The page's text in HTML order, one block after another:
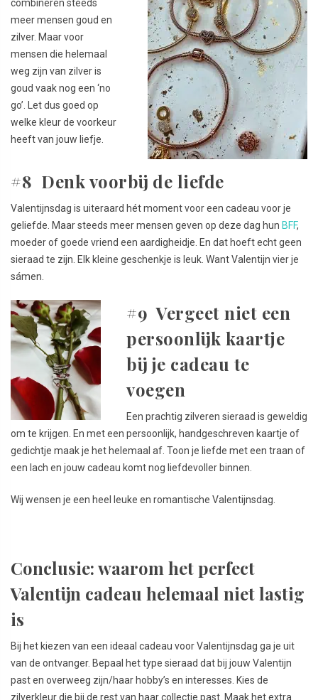
combineren steeds
meer mensen goud en
zilver. Maar voor
mensen die helemaal
weg zijn van zilver is
goud vaak nog een ‘no
go’. Let dus goed op
welke kleur de voorkeur
heeft van jouw liefje.
#8 Denk voorbij de liefde
Valentijnsdag is uiteraard hét moment voor een cadeau voor je
geliefde. Maar steeds meer mensen geven op deze dag hun BFF,
moeder of goede vriend een aardigheidje. En dat hoeft echt geen
sieraad te zijn. Elk kleine geschenkje is leuk. Want Valentijn vier je
sámen.
#9 Vergeet niet een
persoonlijk kaartje
bij je cadeau te
voegen
Een prachtig zilveren sieraad is geweldig
om te krijgen. En met een persoonlijk, handgeschreven kaartje of
gedichtje maak je het helemaal af. Toon je liefde met een traan of
een lach en jouw cadeau komt nog liefdevoller binnen.
Wij wensen je een heel leuke en romantische Valentijnsdag.
Conclusie: waarom het perfect
Valentijn cadeau helemaal niet lastig
is
Bij het kiezen van een ideaal cadeau voor Valentijnsdag ga je uit
van de ontvanger. Bepaal het type sieraad dat bij jouw Valentijn
past en overweeg zijn/haar hobby’s en interesses. Kies de
zilverkleur die bij de rest van haar collectie past. Maak het extra